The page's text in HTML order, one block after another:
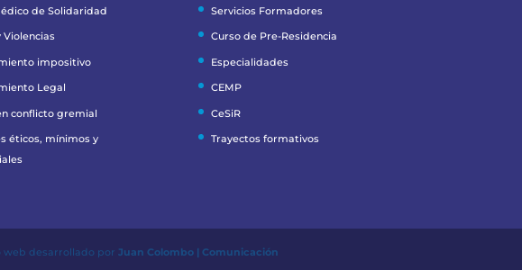
de Solidaridad
Violencias
impositivo
Legal
conflicto gremial
éticos, mínimos y
Servicios Formadores
Curso de Pre-Residencia
Especialidades
CEMP
CeSiR
Trayectos formativos
web desarrollado porJuan Colombo | Comunicación